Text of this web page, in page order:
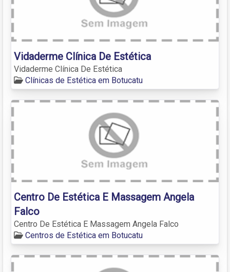
Vidaderme Clínica De Estética
Vidaderme Clínica De Estética
Clínicas de Estética em Botucatu
Centro De Estética E Massagem Angela
Falco
Centro De Estética E Massagem Angela Falco
Centros de Estética em Botucatu